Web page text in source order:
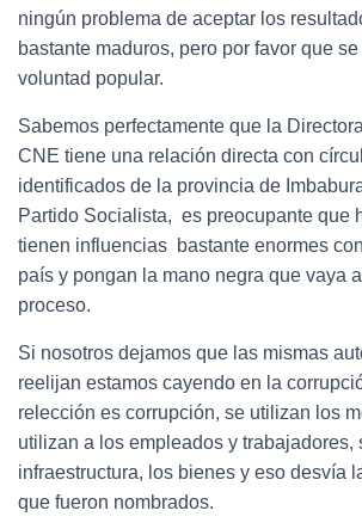
ningún problema de aceptar los
bastante maduros, pero por favor que
voluntad popular.
Sabemos perfectamente que la
CNE tiene una relación directa con
identificados de la provincia de
Partido Socialista, es preocupante que
tienen influencias bastante enormes
país y pongan la mano negra que vaya
proceso.
Si nosotros dejamos que las mismas
reelijan estamos cayendo en la
relección es corrupción, se utilizan los
utilizan a los empleados y trabajadores,
infraestructura, los bienes y eso desvía
que fueron nombrados.